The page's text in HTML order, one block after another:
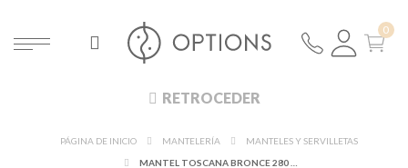
RETROCEDER
PÁGINA DE INICIO MANTELERÍA
MANTELES Y SERVILLETAS